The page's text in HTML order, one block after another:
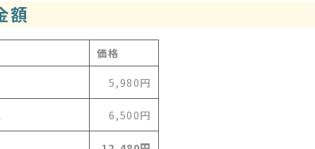
額
価格
5,980円
6,500円